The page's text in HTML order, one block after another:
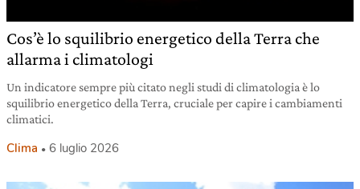
Cos’è lo squilibrio energetico della Terra che
allarma i climatologi
Un indicatore sempre più citato negli studi di climatologia è lo
squilibrio energetico della Terra, cruciale per capire i cambiamenti
climatici.
Clima 6 luglio 2026